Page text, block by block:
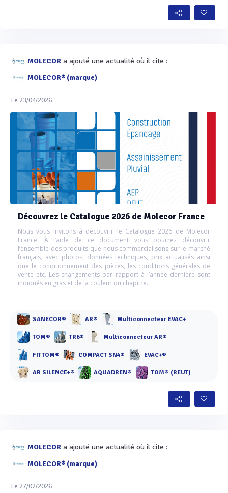
MOLECOR a ajouté une actualité où il cite :
MOLECOR® (marque)
Le 23/04/2026
Découvrez le Catalogue 2026 de Molecor France
Nous vous invitons à découvrir le Catalogue 2026 de Molecor
France. À l’aide de ce document vous pourrez découvrir
l’ensemble des produits que nous commercialisons sur le marché
français, avec photos, données techniques, prix actualisés ainsi
que le conditionnement des pièces, les conditions générales de
vente etc. Les changements par rapport à l’année dernière sont
indiqués en gras et de la couleur du chapitre.
SANECOR® AR® Multiconnecteur EVAC+
TOM® TR6® Multiconnecteur AR®
FITTOM® COMPACT SN4® EVAC+®
AR SILENCE+® AQUADREN® TOM® (REUT)
MOLECOR a ajouté une actualité où il cite :
MOLECOR® (marque)
Le 27/02/2026